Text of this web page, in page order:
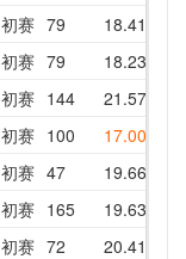
初赛 79 18.41
初赛 79 18.23
初赛 144 21.57
初赛 100 17.00
初赛 47 19.66
初赛 165 19.63
初赛 72 20.41